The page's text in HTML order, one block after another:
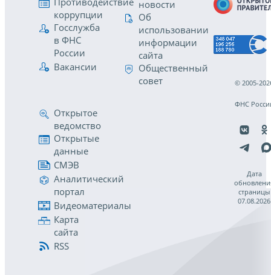
коррупции
Госслужба
в ФНС
России
Вакансии
новости
Об
использовании
информации
сайта
Общественный
совет
Открытое
ведомство
Открытые
данные
СМЭВ
Аналитический
портал
Видеоматериалы
Карта
сайта
RSS
© 2005-
ФНС
Дата
страницы
07.08.2026